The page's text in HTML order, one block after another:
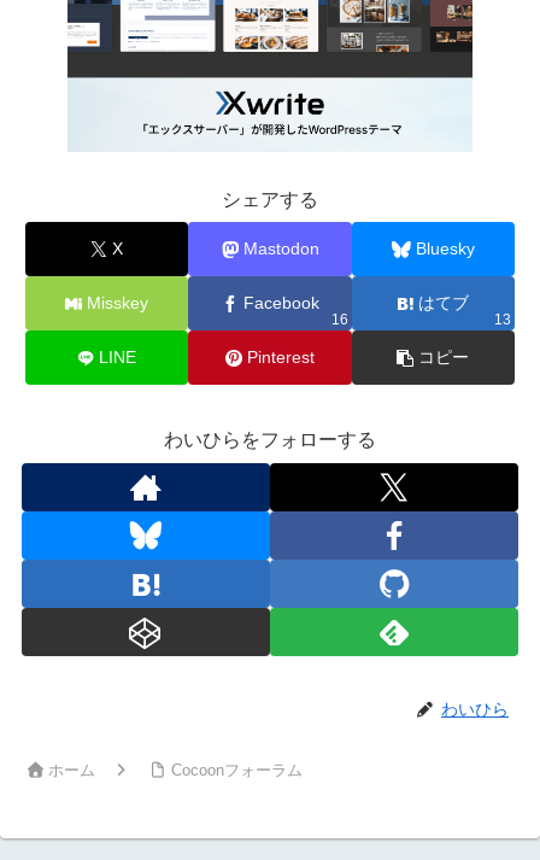
シェアする
X Mastodon Bluesky
Misskey Facebook
16
はてブ
13
LINE Pinterest コピー
わいひらをフォローする
わいひら
ホーム Cocoonフォーラム